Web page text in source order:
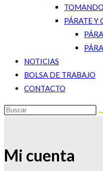
PÁRATE Y
NOTICIAS
BOLSA DE TRABAJO
CONTACTO
Mi cuenta